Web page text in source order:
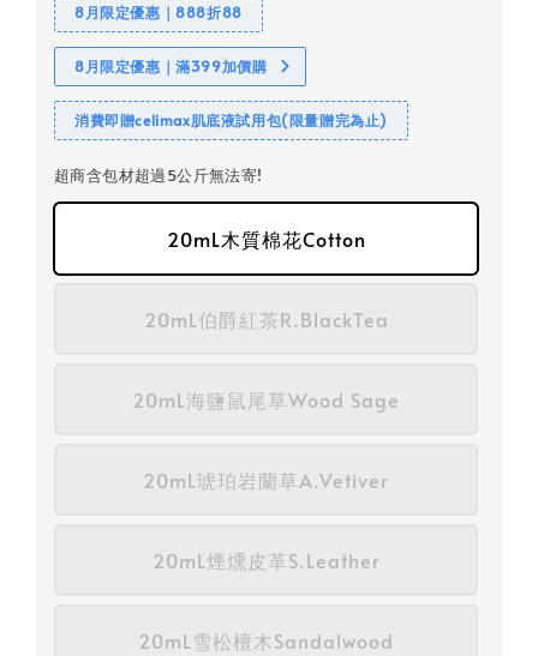
8月限定優惠｜888折88
8月限定優惠｜滿399加價購
消費即贈celimax肌底液試用包(限量贈完為止)
超商含包材超過5公斤無法寄!
20mL木質棉花Cotton
20mL伯爵紅茶R.BlackTea
20mL海鹽鼠尾草Wood Sage
20mL琥珀岩蘭草A.Vetiver
20mL煙燻皮革S.Leather
20mL雪松檀木Sandalwood